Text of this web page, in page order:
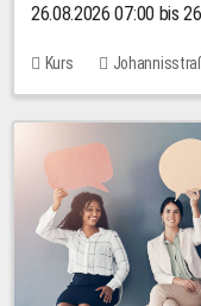
26.08.2026 07:00 bis
Kurs
Keine freien Plätze